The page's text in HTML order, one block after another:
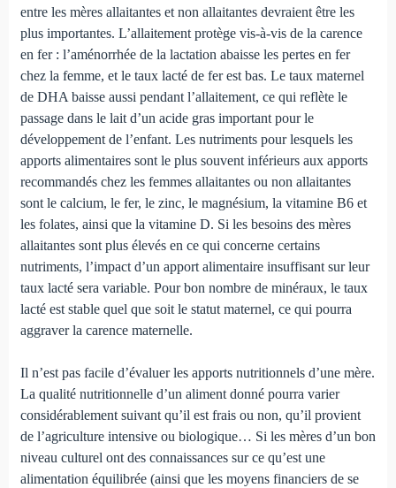
entre les mères allaitantes et non allaitantes devraient être les
plus importantes. L’allaitement protège vis-à-vis de la carence
en fer : l’aménorrhée de la lactation abaisse les pertes en fer
chez la femme, et le taux lacté de fer est bas. Le taux maternel
de DHA baisse aussi pendant l’allaitement, ce qui reflète le
passage dans le lait d’un acide gras important pour le
développement de l’enfant. Les nu­triments pour lesquels les
apports alimentaires sont le plus souvent inférieurs aux apports
recommandés chez les fem­mes allaitantes ou non allaitantes
sont le calcium, le fer, le zinc, le magnésium, la vitamine B6 et
les folates, ainsi que la vitamine D. Si les besoins des mères
allaitantes sont plus élevés en ce qui concerne certains
nutriments, l’impact d’un apport alimentaire insuffisant sur leur
taux lacté sera varia­ble. Pour bon nombre de minéraux, le taux
lacté est stable quel que soit le statut maternel, ce qui pourra
aggraver la carence maternelle.
Il n’est pas facile d’évaluer les apports nutritionnels d’une mère.
La qualité nutritionnelle d’un aliment donné pourra varier
considérablement suivant qu’il est frais ou non, qu’il provient
de l’agriculture intensive ou biologique… Si les mères d’un bon
niveau culturel ont des connaissances sur ce qu’est une
alimentation équilibrée (ainsi que les moyens financiers de se